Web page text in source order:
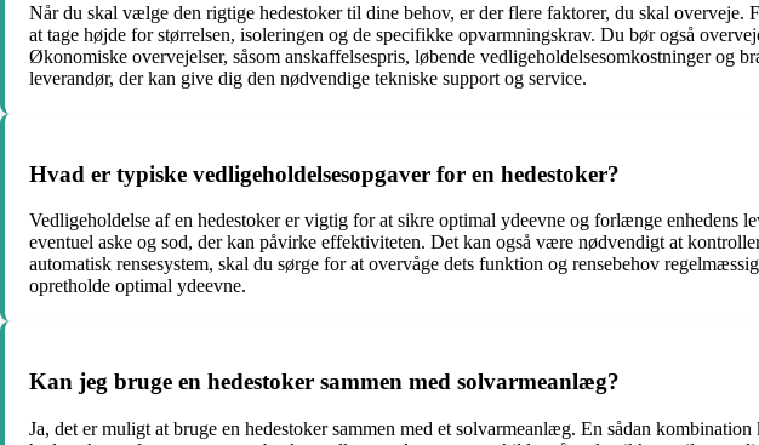
Når du skal vælge den rigtige hedestoker til dine behov, er der flere faktorer, du skal
at tage højde for størrelsen, isoleringen og de specifikke opvarmningskrav. Du bør også
Økonomiske overvejelser, såsom anskaffelsespris, løbende vedligeholdelsesomkostninger
leverandør, der kan give dig den nødvendige tekniske support og service.
Hvad er typiske vedligeholdelsesopgaver for en hedestoker?
Vedligeholdelse af en hedestoker er vigtig for at sikre optimal ydeevne og forlænge
eventuel aske og sod, der kan påvirke effektiviteten. Det kan også være nødvendigt at
automatisk rensesystem, skal du sørge for at overvåge dets funktion og rensebehov
opretholde optimal ydeevne.
Kan jeg bruge en hedestoker sammen med solvarmeanlæg?
Ja, det er muligt at bruge en hedestoker sammen med et solvarmeanlæg. En sådan